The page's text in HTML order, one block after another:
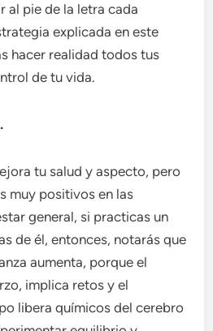
al pie de la letra cada
explicada en este
hacer realidad todos tus
de tu vida.
tu salud y aspecto, pero
muy positivos en las
general, si practicas un
de él, entonces, notarás que
aumenta, porque el
implica retos y el
libera químicos del cerebro